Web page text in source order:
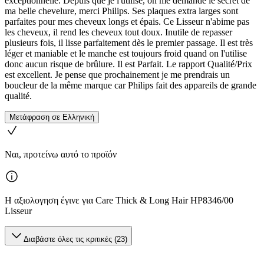
ma belle chevelure, merci Philips. Ses plaques extra larges sont
parfaites pour mes cheveux longs et épais. Ce Lisseur n'abime pas
les cheveux, il rend les cheveux tout doux. Inutile de repasser
plusieurs fois, il lisse parfaitement dès le premier passage. Il est très
léger et maniable et le manche est toujours froid quand on l'utilise
donc aucun risque de brûlure. Il est Parfait. Le rapport Qualité/Prix
est excellent. Je pense que prochainement je me prendrais un
boucleur de la même marque car Philips fait des appareils de grande
qualité.
Μετάφραση σε Ελληνική
Ναι, προτείνω αυτό το προϊόν
Η αξιολογηση έγινε για Care Thick & Long Hair HP8346/00
Lisseur
Διαβάστε όλες τις κριτικές (23)